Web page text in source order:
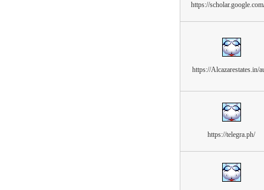
https://
https://Alcazarestates.in/
https://telegra.ph/